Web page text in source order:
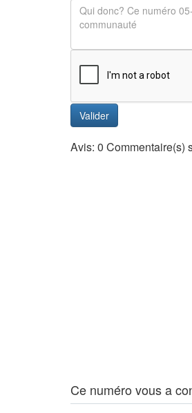
Valider
Avis: 0 Commentaire(s)
Ce numéro vous a